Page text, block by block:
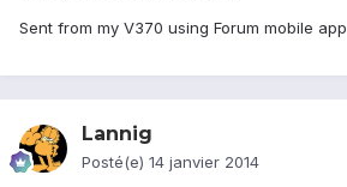
Sent from my V370 using Forum mobile app
Lannig
Posté(e) 14 janvier 2014